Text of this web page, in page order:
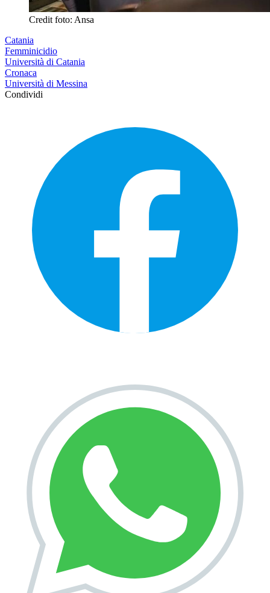
Credit foto: Ansa
Catania
Femminicidio
Università di Catania
Cronaca
Università di Messina
Condividi